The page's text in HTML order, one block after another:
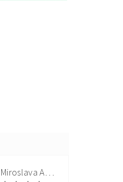
Miroslava Andorková